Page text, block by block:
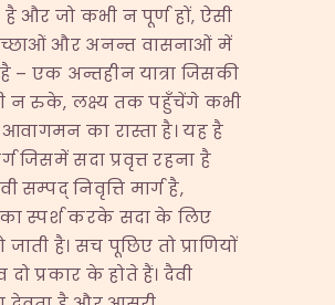
और जो कभी न पूर्ण हों, ऐसी
और अनन्त वासनाओं में
– एक अन्तहीन यात्रा जिसकी
न रुके, लक्ष्य तक पहुँचेंगे कभी
आवागमन का रास्ता है। यह है
जिसमें सदा प्रवृत्त रहना है
सम्पद् निवृत्ति मार्ग है,
स्पर्श करके सदा के लिए
जाती है। सच पूछिए तो प्राणियों
प्रकार के होते हैं। दैवी